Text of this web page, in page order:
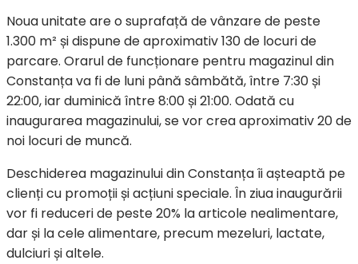
Noua unitate are o suprafață de vânzare de peste
1.300 m² și dispune de aproximativ 130 de locuri de
parcare. Orarul de funcționare pentru magazinul din
Constanța va fi de luni până sâmbătă, între 7:30 și
22:00, iar duminică între 8:00 și 21:00. Odată cu
inaugurarea magazinului, se vor crea aproximativ 20 de
noi locuri de muncă.
Deschiderea magazinului din Constanța îi așteaptă pe
clienți cu promoții și acțiuni speciale. În ziua inaugurării
vor fi reduceri de peste 20% la articole nealimentare,
dar și la cele alimentare, precum mezeluri, lactate,
dulciuri și altele.